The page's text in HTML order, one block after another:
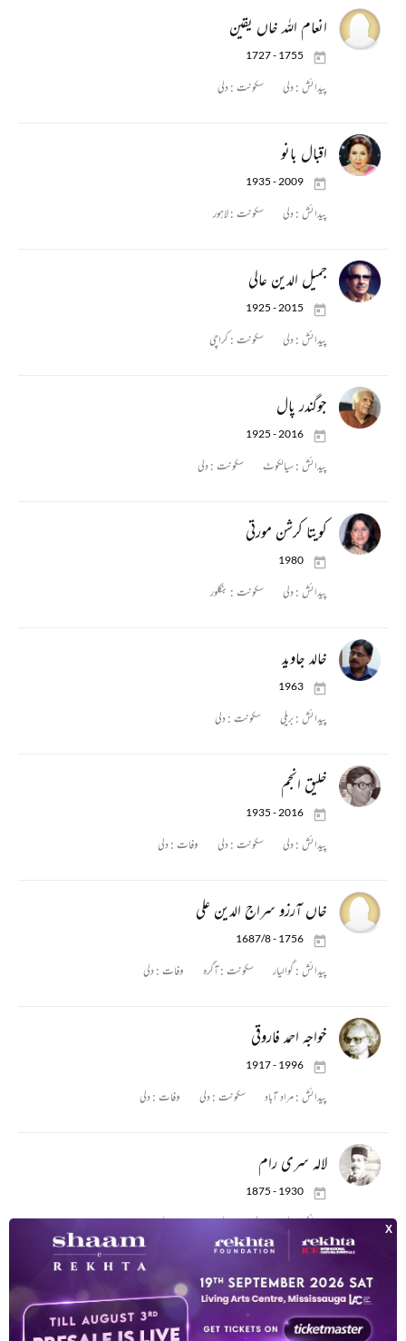
انعام اللہ خاں یقین
1727 - 1755
پیدائش :دلی سکونت :دلی
اقبال بانو
1935 - 2009
پیدائش :دلی سکونت :لاہور
جمیل الدین عالی
1925 - 2015
پیدائش :دلی سکونت :کراچی
جوگندر پال
1925 - 2016
پیدائش :سیالکوٹ سکونت :دلی
کویتا کرشن مورتی
1980
پیدائش :دلی سکونت : بنگلور
خالد جاوید
1963
پیدائش :بریلی سکونت :دلی
خلیق انجم
1935 - 2016
پیدائش :دلی سکونت :دلی وفات :دلی
خاں آرزو سراج الدین علی
1687/8 - 1756
پیدائش : گوالیار سکونت :آگرہ وفات :دلی
خواجہ احمد فاروقی
1917 - 1996
پیدائش :مراد آباد سکونت :دلی وفات :دلی
لالہ سری رام
1875 - 1930
پیدائش :دلی سکونت :دلی وفات :دلی
مخدومؔ محی الدین
1908 - 1969